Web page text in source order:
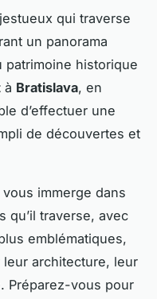
qui traverse
un panorama
historique
à Bratislava, en
d’effectuer une
de découvertes et
immerge dans
qu’il traverse, avec
emblématiques,
architecture, leur
Préparez-vous pour